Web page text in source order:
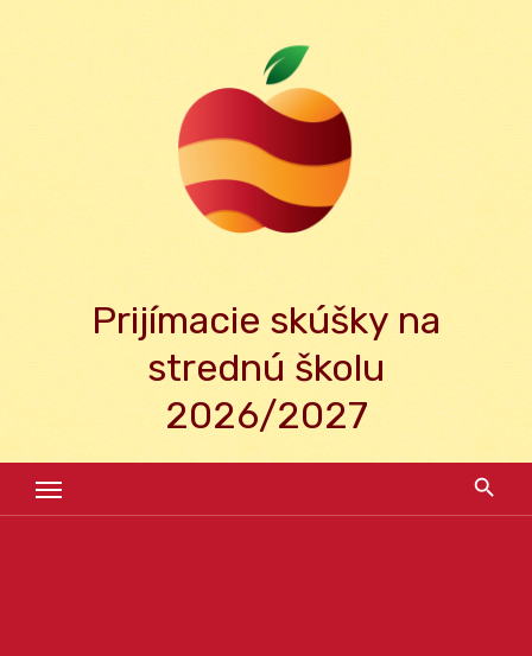
Prijímacie skúšky na
strednú školu
2026/2027